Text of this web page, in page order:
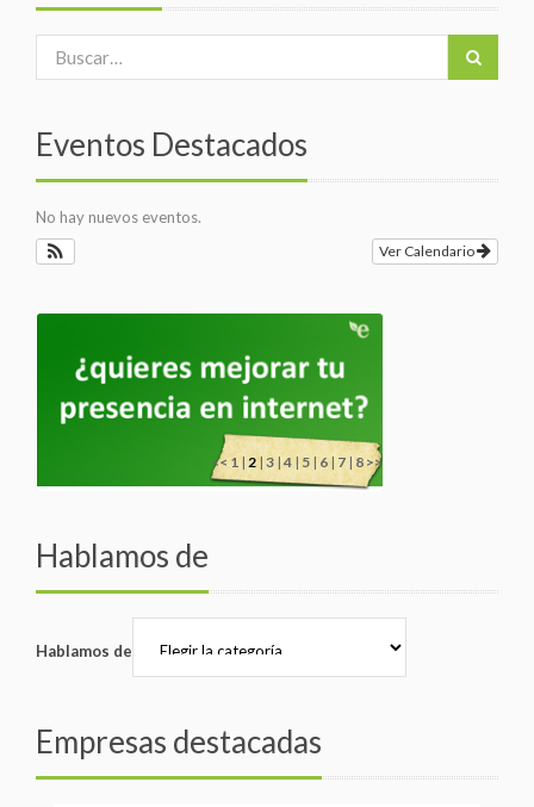
Eventos Destacados
No hay nuevos eventos.
Ver Calendario
<<1| 2| 3|4|5|6| 7|8>>
Hablamos de
Hablamos de
Empresas destacadas